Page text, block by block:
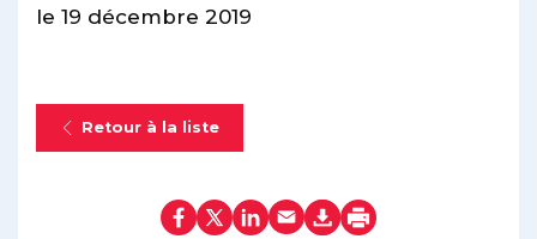
le 19 décembre 2019
Retour à la liste